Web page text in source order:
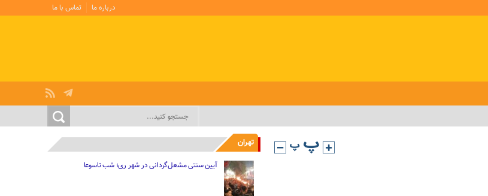
درباره ما تماس با ما
تهران
آیین سنتی مشعل‌گردانی در شهر ری؛ شب تاسوعا